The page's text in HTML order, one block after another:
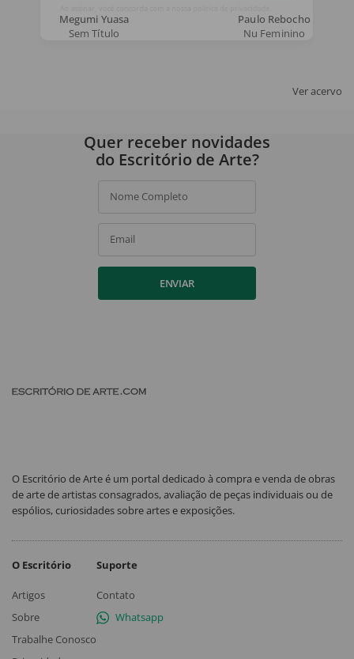
Megumi Yuasa
Sem Título
Paulo Rebocho
Nu Feminino
Ver acervo
Ao assinar, você concorda com a nossa política de privacidade.
Quer receber novidades
do Escritório de Arte?
Nome Completo
Email
ENVIAR
O Escritório de Arte é um portal dedicado à compra e venda de obras
de arte de artistas consagrados, avaliação de peças individuais ou de
espólios, curiosidades sobre artes e exposições.
O Escritório
Artigos
Sobre
Trabalhe Conosco
Suporte
Contato
Whatsapp